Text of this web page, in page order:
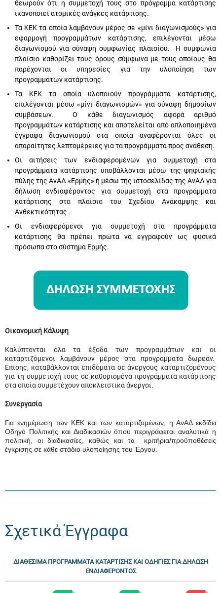
θεωρούν ότι η συμμετοχή τους στο πρόγραμμα κατάρτισης
ικανοποιεί ατομικές ανάγκες κατάρτισης.
Τα ΚΕΚ τα οποία λαμβάνουν μέρος σε «μίνι διαγωνισμούς» για
εφαρμογή προγραμμάτων κατάρτισης, επιλέγονται μέσω
διαγωνισμού για σύναψη συμφωνίας πλαισίου. Η συμφωνία
πλαίσιο καθορίζει τους όρους σύμφωνα με τους οποίους θα
παρέχονται οι υπηρεσίες για την υλοποίηση των
προγραμμάτων κατάρτισης.
Τα ΚΕΚ τα οποία υλοποιούν προγράμματα κατάρτισης,
επιλέγονται μέσω «μίνι διαγωνισμών» για σύναψη δημοσίων
συμβάσεων. Ο κάθε διαγωνισμός αφορά αριθμό
προγραμμάτων κατάρτισης και αποτελείται από απλοποιημένα
έγγραφα διαγωνισμού στα οποία αναφέρονται όλες οι
απαραίτητες λεπτομέρειες για τα προγράμματα προς ανάθεση.
Οι αιτήσεις των ενδιαφερομένων για συμμετοχή στα
προγράμματα κατάρτισης υποβάλλονται μέσω της ψηφιακής
πύλης της ΑνΑΔ «Ερμής» ή μέσω της ιστοσελίδας της ΑνΑΔ για
δήλωση ενδιαφέροντος για συμμετοχή στα προγράμματα
κατάρτισης στο πλαίσιο του Σχεδίου Ανάκαμψης και
Ανθεκτικότητας .
Οι ενδιαφερόμενοι για συμμετοχή στα προγράμματα
κατάρτισης θα πρέπει πρώτα να εγγραφούν ως φυσικά
πρόσωπα στο σύστημα Ερμής.
Οικονομική Κάλυψη
Καλύπτονται όλα τα έξοδα των προγραμμάτων και οι
καταρτιζόμενοι λαμβάνουν μέρος στα προγράμματα δωρεάν.
Επίσης, καταβάλλονται επιδόματα σε άνεργους καταρτιζομένους
για τη συμμετοχή τους σε καθορισμένα προγράμματα κατάρτισης
στα οποία συμμετέχουν αποκλειστικά άνεργοι.
Συνεργασία
Για ενημέρωση των ΚΕΚ και των καταρτιζομένων, η ΑνΑΔ εκδίδει
Οδηγό Πολιτικής και Διαδικασιών όπου περιγράφεται αναλυτικά η
πολιτική, οι διαδικασίες, καθώς και τα κριτήρια/προϋποθέσεις
έγκρισης σε κάθε στάδιο υλοποίησης του Έργου.
Σχετικά Έγγραφα
ΔΙΑΘΕΣΙΜΑ ΠΡΟΓΡΑΜΜΑΤΑ ΚΑΤΑΡΤΙΣΗΣ ΚΑΙ ΟΔΗΓΙΕΣ ΓΙΑ ΔΗΛΩΣΗ
ΕΝΔΙΑΦΕΡΟΝΤΟΣ